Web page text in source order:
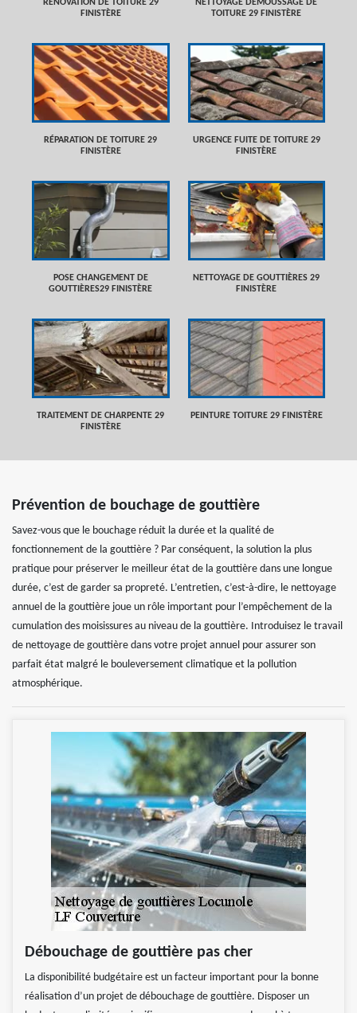
RÉNOVATION DE TOITURE 29
FINISTÈRE
NETTOYAGE DEMOUSSAGE DE
TOITURE 29 FINISTÈRE
RÉPARATION DE TOITURE 29
FINISTÈRE
URGENCE FUITE DE TOITURE 29
FINISTÈRE
POSE CHANGEMENT DE
GOUTTIÈRES29 FINISTÈRE
NETTOYAGE DE GOUTTIÈRES 29
FINISTÈRE
TRAITEMENT DE CHARPENTE 29
FINISTÈRE
PEINTURE TOITURE 29 FINISTÈRE
Prévention de bouchage de gouttière
Savez-vous que le bouchage réduit la durée et la qualité de
fonctionnement de la gouttière ? Par conséquent, la solution la plus
pratique pour préserver le meilleur état de la gouttière dans une longue
durée, c’est de garder sa propreté. L’entretien, c’est-à-dire, le nettoyage
annuel de la gouttière joue un rôle important pour l’empêchement de la
cumulation des moisissures au niveau de la gouttière. Introduisez le travail
de nettoyage de gouttière dans votre projet annuel pour assurer son
parfait état malgré le bouleversement climatique et la pollution
atmosphérique.
Débouchage de gouttière pas cher
La disponibilité budgétaire est un facteur important pour la bonne
réalisation d’un projet de débouchage de gouttière. Disposer un